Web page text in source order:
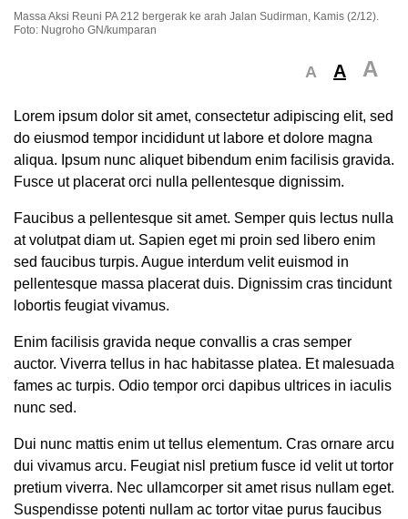
Massa Aksi Reuni PA 212 bergerak ke arah Jalan Sudirman, Kamis (2/12).
Foto: Nugroho GN/kumparan
A A A
Lorem ipsum dolor sit amet, consectetur adipiscing elit, sed
do eiusmod tempor incididunt ut labore et dolore magna
aliqua. Ipsum nunc aliquet bibendum enim facilisis gravida.
Fusce ut placerat orci nulla pellentesque dignissim.
Faucibus a pellentesque sit amet. Semper quis lectus nulla
at volutpat diam ut. Sapien eget mi proin sed libero enim
sed faucibus turpis. Augue interdum velit euismod in
pellentesque massa placerat duis. Dignissim cras tincidunt
lobortis feugiat vivamus.
Enim facilisis gravida neque convallis a cras semper
auctor. Viverra tellus in hac habitasse platea. Et malesuada
fames ac turpis. Odio tempor orci dapibus ultrices in iaculis
nunc sed.
Dui nunc mattis enim ut tellus elementum. Cras ornare arcu
dui vivamus arcu. Feugiat nisl pretium fusce id velit ut tortor
pretium viverra. Nec ullamcorper sit amet risus nullam eget.
Suspendisse potenti nullam ac tortor vitae purus faucibus